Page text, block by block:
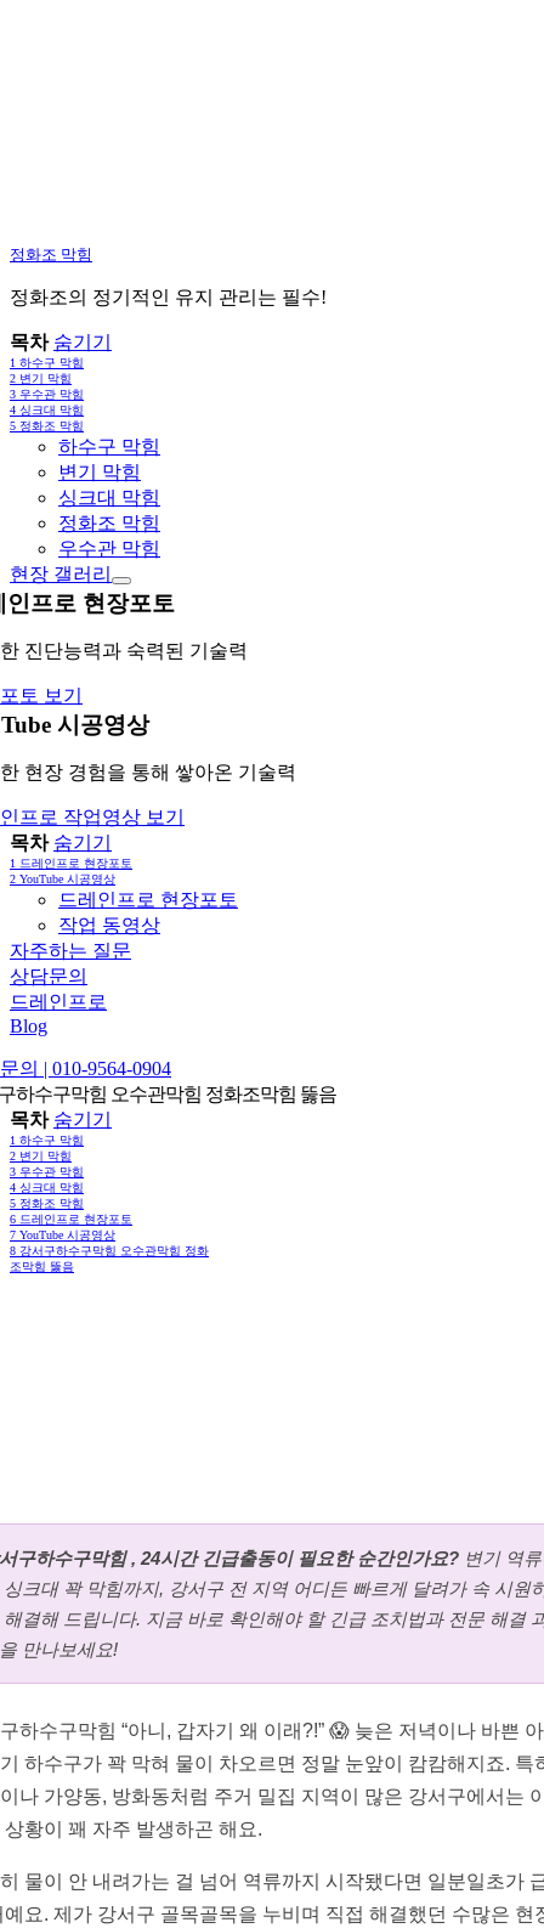
정화조 막힘
정화조의 정기적인 유지 관리는 필수!
목차 숨기기
1 하수구 막힘
2 변기 막힘
3 우수관 막힘
4 싱크대 막힘
5 정화조 막힘
하수구 막힘
변기 막힘
싱크대 막힘
정화조 막힘
우수관 막힘
현장 갤러리
인프로 현장포토
진단능력과 숙력된 기술력
토 보기
시공영상
현장 경험을 통해 쌓아온 기술력
프로 작업영상 보기
목차 숨기기
1 드레인프로 현장포토
2 YouTube 시공영상
드레인프로 현장포토
작업 동영상
자주하는 질문
상담문의
드레인프로
Blog
의 | 010-9564-0904
하수구막힘 오수관막힘 정화조막힘 뚫음
목차 숨기기
1 하수구 막힘
2 변기 막힘
3 우수관 막힘
4 싱크대 막힘
5 정화조 막힘
6 드레인프로 현장포토
7 YouTube 시공영상
8 강서구하수구막힘 오수관막힘 정화
조막힘 뚫음
구하수구막힘 , 24시간 긴급출동이 필요한 순간인가요? 변기 역
싱크대 꽉 막힘까지, 강서구 전 지역 어디든 빠르게 달려가 속 시원
해결해 드립니다. 지금 바로 확인해야 할 긴급 조치법과 전문 해결
만나보세요!
하수구막힘 “아니, 갑자기 왜 이래?!” 😱 늦은 저녁이나 바쁜
하수구가 꽉 막혀 물이 차오르면 정말 눈앞이 캄캄해지죠. 특
나 가양동, 방화동처럼 주거 밀집 지역이 많은 강서구에서는
상황이 꽤 자주 발생하곤 해요.
물이 안 내려가는 걸 넘어 역류까지 시작됐다면 일분일초가
예요. 제가 강서구 골목골목을 누비며 직접 해결했던 수많은 현